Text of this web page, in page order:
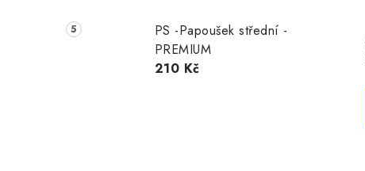
PS -Papoušek střední -
PREMIUM
210 Kč